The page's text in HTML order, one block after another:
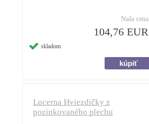
Naša cena
104,76 EUR
skladom
Lucerna Hviezdičky z
pozinkovaného plechu